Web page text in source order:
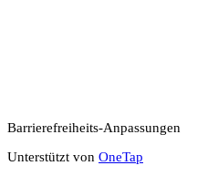
Barrierefreiheits-Anpassungen
Unterstützt von OneTap